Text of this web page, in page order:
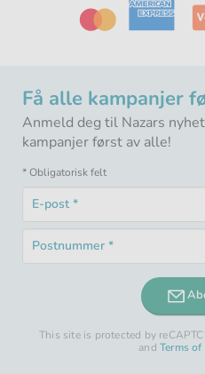
Få alle kampanjer
Anmeld deg til Nazars
kampanjer først av alle!
* Obligatorisk felt
E-
post
felt
Postnummer
Obligatorisk
This site is protected by
andTerms of